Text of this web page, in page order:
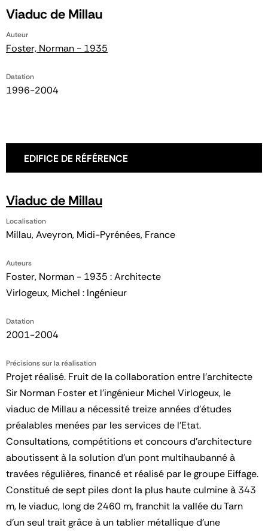
Viaduc de Millau
Auteur
Foster, Norman - 1935
Datation
1996-2004
EDIFICE DE RÉFÉRENCE
Viaduc de Millau
Localisation
Millau, Aveyron, Midi-Pyrénées, France
Auteurs
Foster, Norman - 1935 : Architecte
Virlogeux, Michel : Ingénieur
Datation
2001-2004
Précisions sur la réalisation
Projet réalisé. Fruit de la collaboration entre l’architecte
Sir Norman Foster et l’ingénieur Michel Virlogeux, le
viaduc de Millau a nécessité treize années d’études
préalables menées par les services de l’Etat.
Consultations, compétitions et concours d’architecture
aboutissent à la solution d’un pont multihaubanné à
travées régulières, financé et réalisé par le groupe Eiffage.
Constitué de sept piles dont la plus haute culmine à 343
m, le viaduc, long de 2460 m, franchit la vallée du Tarn
d’un seul trait grâce à un tablier métallique d’une